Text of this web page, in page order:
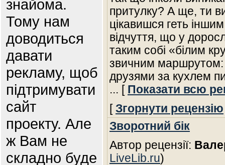
знайома.
Тому нам
доводиться
давати
рекламу, щоб
підтримувати
сайт
проекту. Але
ж Вам не
складно буде
притулку? А ще, ти
цікавишся геть
відчуття, що у
таким собі «білим
звичним маршрутом:
друзями за кухлем
... [ Показати всю
[ Згорнути рецензію
Зворотний бік
Автор рецензії:
LiveLib.ru)